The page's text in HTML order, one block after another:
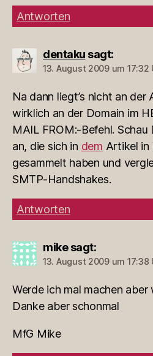
Antworten
dentaku sagt:
13. August 2009 um 17:32
Na dann liegt’s nicht an der
wirklich an der Domain im
MAIL FROM:-Befehl.
an, die sich in dem Artikel in
gesammelt haben und
SMTP-Handshakes.
Antworten
mike sagt:
13. August 2009 um 17:38
Werde ich mal machen
Danke aber schonmal
MfG Mike